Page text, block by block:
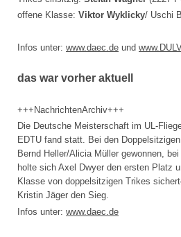
offene Klasse: Viktor Wyklicky/ Uschi
Infos unter: www.daec.de und
das war vorher aktuell
+++NachrichtenArchiv+++
Die Deutsche Meisterschaft im UL-
EDTU fand statt. Bei den
Bernd Heller/Alicia Müller gewonnen,
holte sich Axel Dwyer den ersten Platz
Klasse von doppelsitzigen Trikes
Kristin Jäger den Sieg.
Infos unter: www.daec.de